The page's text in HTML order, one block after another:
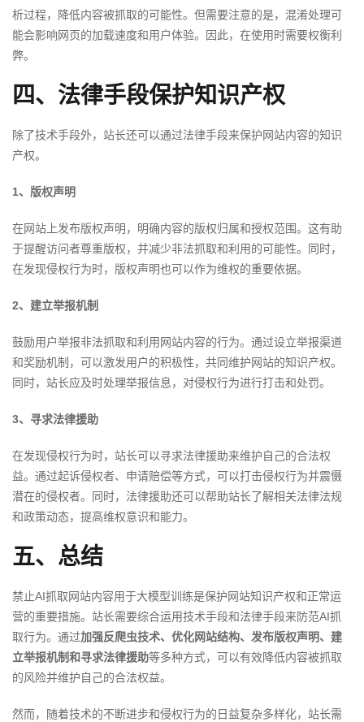
析过程，降低内容被抓取的可能性。但需要注意的是，混淆处理可
能会影响网页的加载速度和用户体验。因此，在使用时需要权衡利
弊。
四、法律手段保护知识产权
除了技术手段外，站长还可以通过法律手段来保护网站内容的知识
产权。
1、版权声明
在网站上发布版权声明，明确内容的版权归属和授权范围。这有助
于提醒访问者尊重版权，并减少非法抓取和利用的可能性。同时，
在发现侵权行为时，版权声明也可以作为维权的重要依据。
2、建立举报机制
鼓励用户举报非法抓取和利用网站内容的行为。通过设立举报渠道
和奖励机制，可以激发用户的积极性，共同维护网站的知识产权。
同时，站长应及时处理举报信息，对侵权行为进行打击和处罚。
3、寻求法律援助
在发现侵权行为时，站长可以寻求法律援助来维护自己的合法权
益。通过起诉侵权者、申请赔偿等方式，可以打击侵权行为并震慑
潜在的侵权者。同时，法律援助还可以帮助站长了解相关法律法规
和政策动态，提高维权意识和能力。
五、总结
禁止AI抓取网站内容用于大模型训练是保护网站知识产权和正常运
营的重要措施。站长需要综合运用技术手段和法律手段来防范AI抓
取行为。通过加强反爬虫技术、优化网站结构、发布版权声明、建
立举报机制和寻求法律援助等多种方式，可以有效降低内容被抓取
的风险并维护自己的合法权益。
然而，随着技术的不断进步和侵权行为的日益复杂多样化，站长需